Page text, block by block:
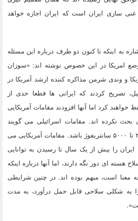
غنی سازی ایران است که ایران اجازه خواهد
به اینکه تا کنون دو طرف درباره این مسئله
امریکا در این خصوص نوشته اند: «سوزان
و وندی شرمن مذاکره کننده ارشد آمریکا در
تصریح کردند که ایرانی ها قطعا حدی از
کرد اما آنها افزودند مقامات آمریکایی
بحث نکرده اند. مقامات اسرائیلی می گویند
انتظار دارند که این رقم ۲۰۰۰ تا ۵۰۰۰ سانتریفوژ باشد. مقامات آمریکایی می
را بیش از یک سال تا رسیدن به توانایی
هسته ای دور نگه دارند، اما آنها درباره اینکه
معنا است، مبهم بوده اند. در چنین شرایطی
را به شکلی سلاحی قابل حمل درآورد، به مدت